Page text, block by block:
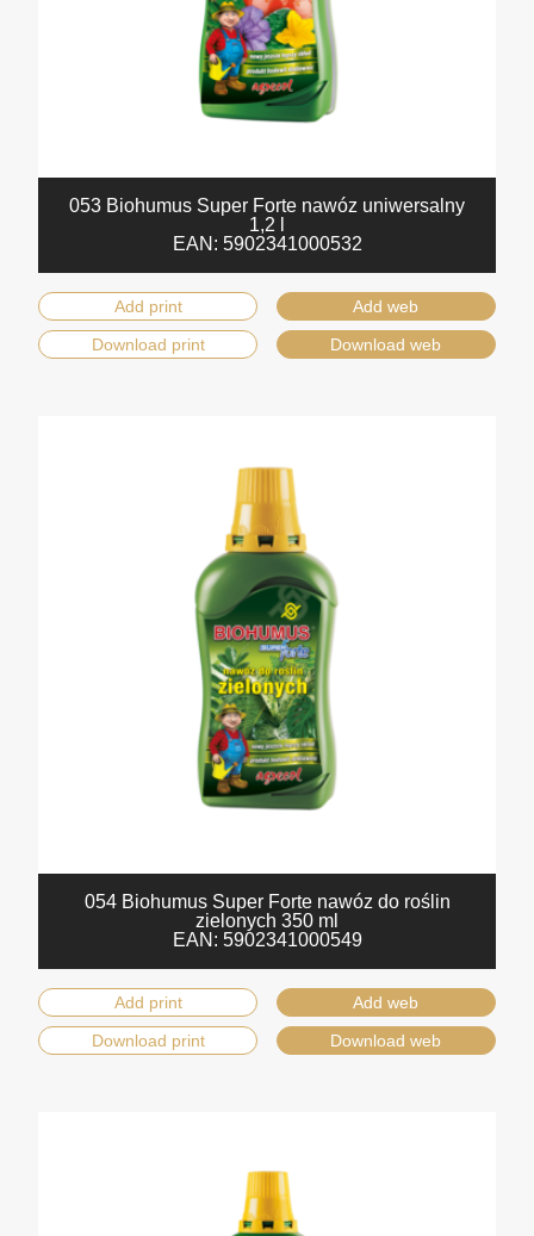
053 Biohumus Super Forte nawóz uniwersalny
1,2 l
EAN: 5902341000532
Add print
Add web
Download print
Download web
054 Biohumus Super Forte nawóz do roślin
zielonych 350 ml
EAN: 5902341000549
Add print
Add web
Download print
Download web